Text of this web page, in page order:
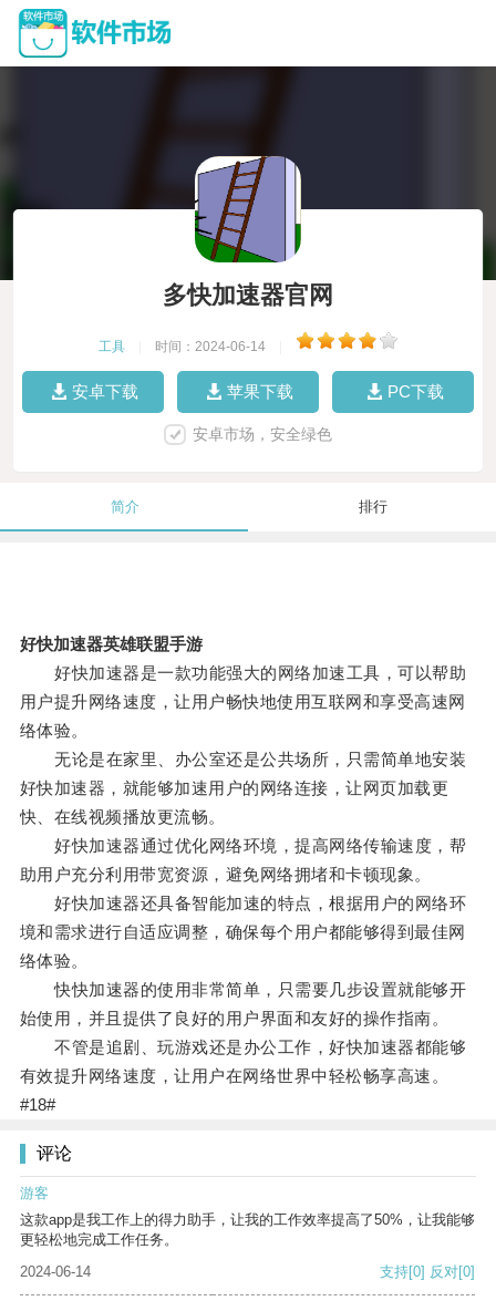
多快加速器官网
工具 时间：2024-06-14
安卓下载 苹果下载 PC下载
安卓市场，安全绿色
简介 排行
好快加速器英雄联盟手游
好快加速器是一款功能强大的网络加速工具，可以帮助
用户提升网络速度，让用户畅快地使用互联网和享受高速网
络体验。
无论是在家里、办公室还是公共场所，只需简单地安装
好快加速器，就能够加速用户的网络连接，让网页加载更
快、在线视频播放更流畅。
好快加速器通过优化网络环境，提高网络传输速度，帮
助用户充分利用带宽资源，避免网络拥堵和卡顿现象。
好快加速器还具备智能加速的特点，根据用户的网络环
境和需求进行自适应调整，确保每个用户都能够得到最佳网
络体验。
快快加速器的使用非常简单，只需要几步设置就能够开
始使用，并且提供了良好的用户界面和友好的操作指南。
不管是追剧、玩游戏还是办公工作，好快加速器都能够
有效提升网络速度，让用户在网络世界中轻松畅享高速。
#18#
评论
游客
这款app是我工作上的得力助手，让我的工作效率提高了50%，让我能够
更轻松地完成工作任务。
2024-06-14
支持[0] 反对[0]